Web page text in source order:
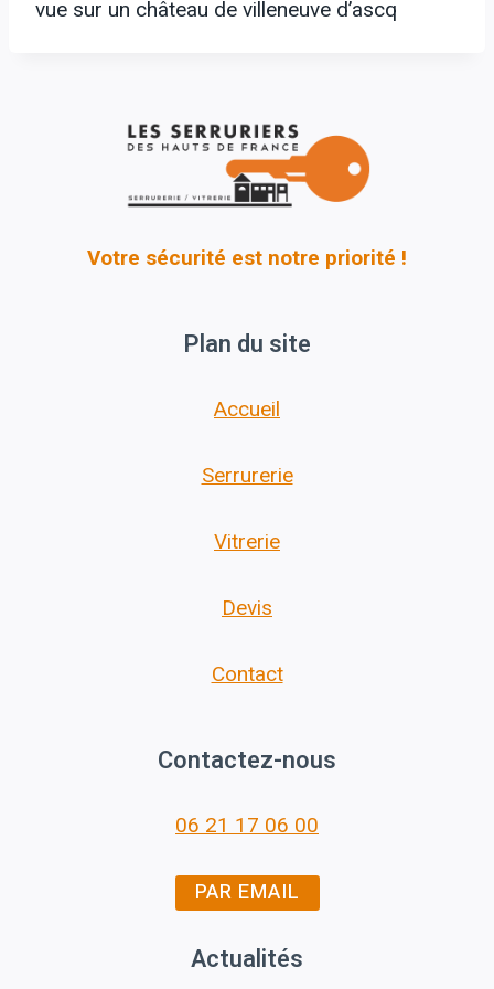
vue sur un château de villeneuve d’ascq
Votre sécurité est notre priorité !
Plan du site
Accueil
Serrurerie
Vitrerie
Devis
Contact
Contactez-nous
06 21 17 06 00
PAR EMAIL
Actualités